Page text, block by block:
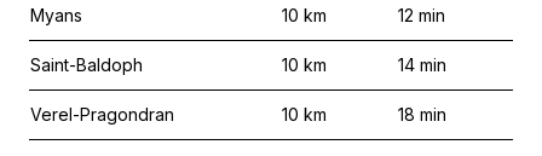
Myans 10 km 12 min
Saint-Baldoph 10 km 14 min
Verel-Pragondran 10 km 18 min